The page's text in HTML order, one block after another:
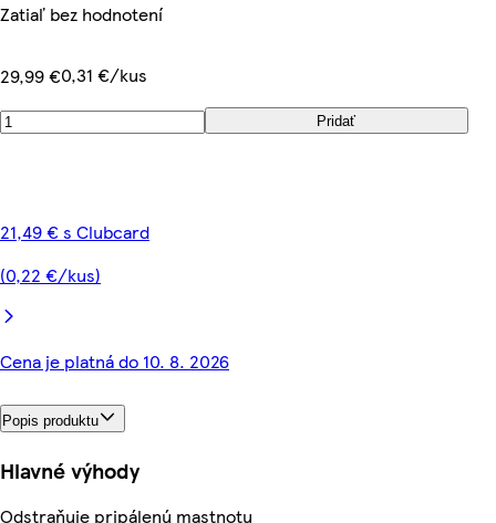
Zatiaľ bez hodnotení
29,99 €0,31 €/kus
Pridať
21,49 € s Clubcard
(0,22 €/kus)
Cena je platná do 10. 8. 2026
Popis produktu
Hlavné výhody
Odstraňuje pripálenú mastnotu